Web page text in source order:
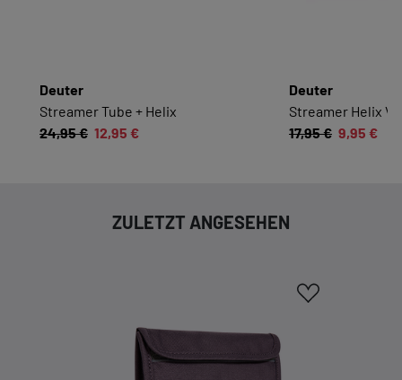
Funktionen und sind für die einwandfreie
Funktion dieses Onlineshops erforderlich.
Cookie-Informationen anzeigen
Wir möchten die Bedienung dieses Shops für
Cookie-Informationen anzeigen
Inhalte von externen Dienstleistern wie Google,
Deuter
Streamer Tube + Helix
24,95 € 12,95 €
Deuter
Streamer Helix
17,95 € 9,95 €
ZULETZT ANGESEHEN